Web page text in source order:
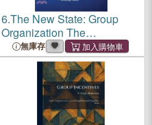
6.The New State: Group
Organization The
SolutionOF Popular
Government (Cram Edition)
無庫存